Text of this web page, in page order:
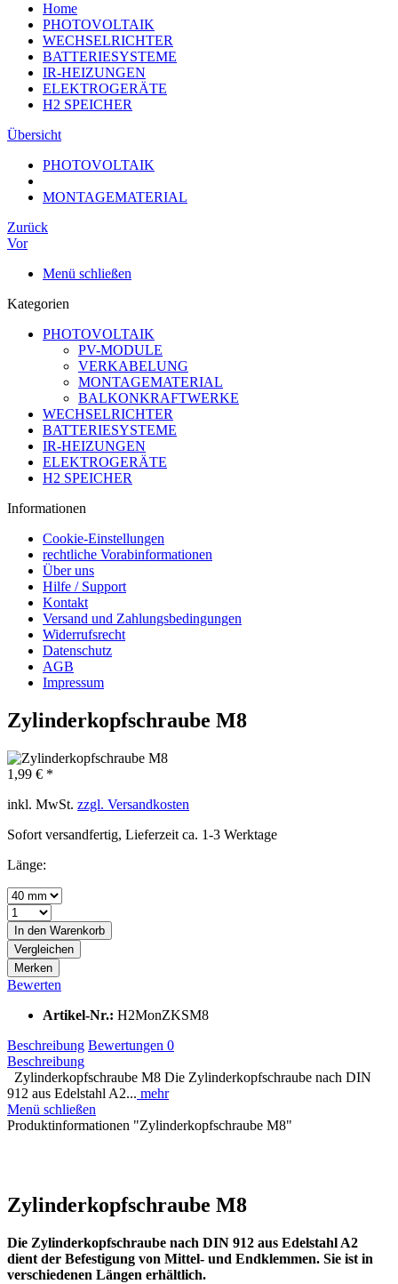
Home
PHOTOVOLTAIK
WECHSELRICHTER
BATTERIESYSTEME
IR-HEIZUNGEN
ELEKTROGERÄTE
H2 SPEICHER
Übersicht
PHOTOVOLTAIK
MONTAGEMATERIAL
Zurück
Vor
Menü schließen
Kategorien
PHOTOVOLTAIK
PV-MODULE
VERKABELUNG
MONTAGEMATERIAL
BALKONKRAFTWERKE
WECHSELRICHTER
BATTERIESYSTEME
IR-HEIZUNGEN
ELEKTROGERÄTE
H2 SPEICHER
Informationen
Cookie-Einstellungen
rechtliche Vorabinformationen
Über uns
Hilfe / Support
Kontakt
Versand und Zahlungsbedingungen
Widerrufsrecht
Datenschutz
AGB
Impressum
Zylinderkopfschraube M8
1,99 € *
inkl. MwSt. zzgl. Versandkosten
Sofort versandfertig, Lieferzeit ca. 1-3 Werktage
Länge:
In den Warenkorb
Vergleichen
Merken
Bewerten
Artikel-Nr.: H2MonZKSM8
Beschreibung Bewertungen 0
Beschreibung
Zylinderkopfschraube M8 Die Zylinderkopfschraube nach DIN
912 aus Edelstahl A2... mehr
Menü schließen
Produktinformationen "Zylinderkopfschraube M8"
Zylinderkopfschraube M8
Die Zylinderkopfschraube nach DIN 912 aus Edelstahl A2
dient der Befestigung von Mittel- und Endklemmen. Sie ist in
verschiedenen Längen erhältlich.